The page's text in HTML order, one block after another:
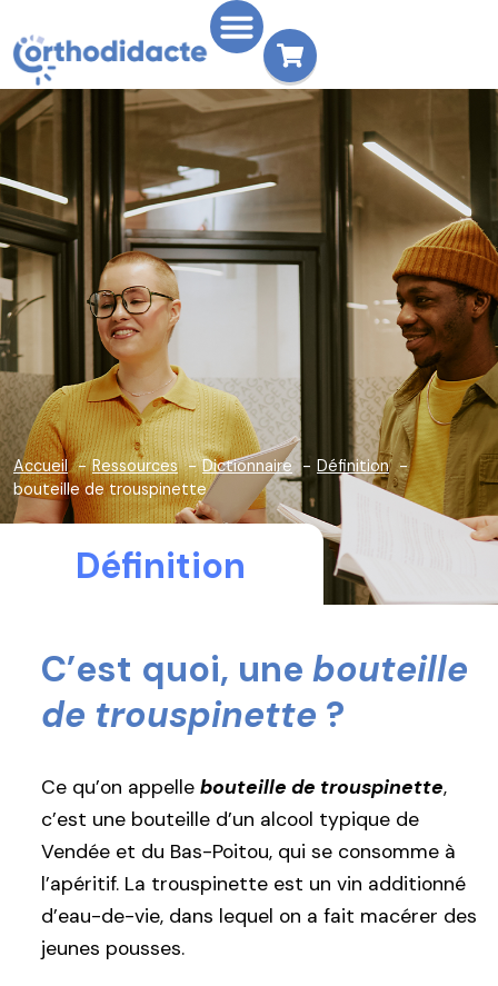
Accueil Ressources Dictionnaire
Définition
bouteille de trouspinette
Définition
C’est quoi, une bouteille
de trouspinette ?
Ce qu’on appelle bouteille de trouspinette,
c’est une bouteille d’un alcool typique de
Vendée et du Bas-Poitou, qui se consomme à
l’apéritif. La trouspinette est un vin additionné
d’eau-de-vie, dans lequel on a fait macérer des
jeunes pousses.